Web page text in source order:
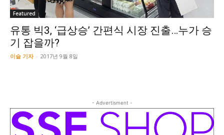
Featured
유통 빅3, ‘급상승’ 간편식 시장 진출…누가 승
기 잡을까?
이슬 기자 - 2017년 9월 8일
- Advertisment -